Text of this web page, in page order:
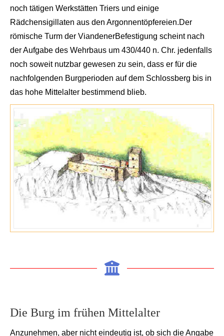
noch tätigen Werkstätten Triers und einige
Rädchensigillaten aus den Argonnentöpfereien.Der
römische Turm der ViandenerBefestigung scheint nach
der Aufgabe des Wehrbaus um 430/440 n. Chr. jedenfalls
noch soweit nutzbar gewesen zu sein, dass er für die
nachfolgenden Burgperioden auf dem Schlossberg bis in
das hohe Mittelalter bestimmend blieb.
Die Burg im frühen Mittelalter
Anzunehmen, aber nichteindeutig ist, ob sich die Angabe